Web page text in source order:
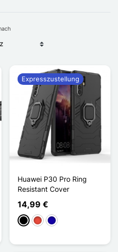
Huawei P30 Pro Ring
Resistant Cover
14,99 €
Schwarz
Rot Dunkelblau
Expresszustellung